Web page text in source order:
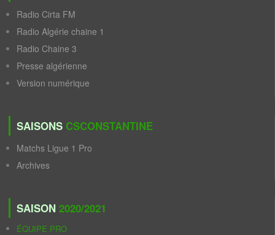
Radio Cirta FM
Radio Algérie chaine 1
Radio Chaine 3
Presse algérienne
Version numérique
SAISONS CSCONSTANTINE
Matchs Ligue 1 Pro
Archives
SAISON 2020/2021
ÉQUIPE PRO